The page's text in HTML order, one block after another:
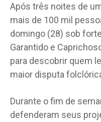
Após três noites de
mais de 100 mil
domingo (28) sob
Garantido e
para descobrir quem
maior disputa
Durante o fim de
defenderam seus